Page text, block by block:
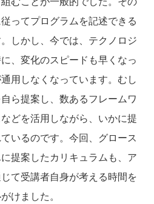
ってプログラムを記述できる
しかし、今では、テクノロジ
、変化のスピードも早くなっ
用しなくなっています。むし
ら提案し、数あるフレームワ
どを活用しながら、いかに提
いるのです。今回、グロース
提案したカリキュラムも、ア
て受講者自身が考える時間を
けました。